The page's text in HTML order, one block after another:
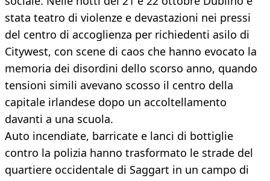
stata teatro di violenze e devastazioni nei pressi
del centro di accoglienza per richiedenti asilo di
Citywest, con scene di caos che hanno evocato la
memoria dei disordini dello scorso anno, quando
tensioni simili avevano scosso il centro della
capitale irlandese dopo un accoltellamento
davanti a una scuola.
Auto incendiate, barricate e lanci di bottiglie
contro la polizia hanno trasformato le strade del
quartiere occidentale di Saggart in un campo di